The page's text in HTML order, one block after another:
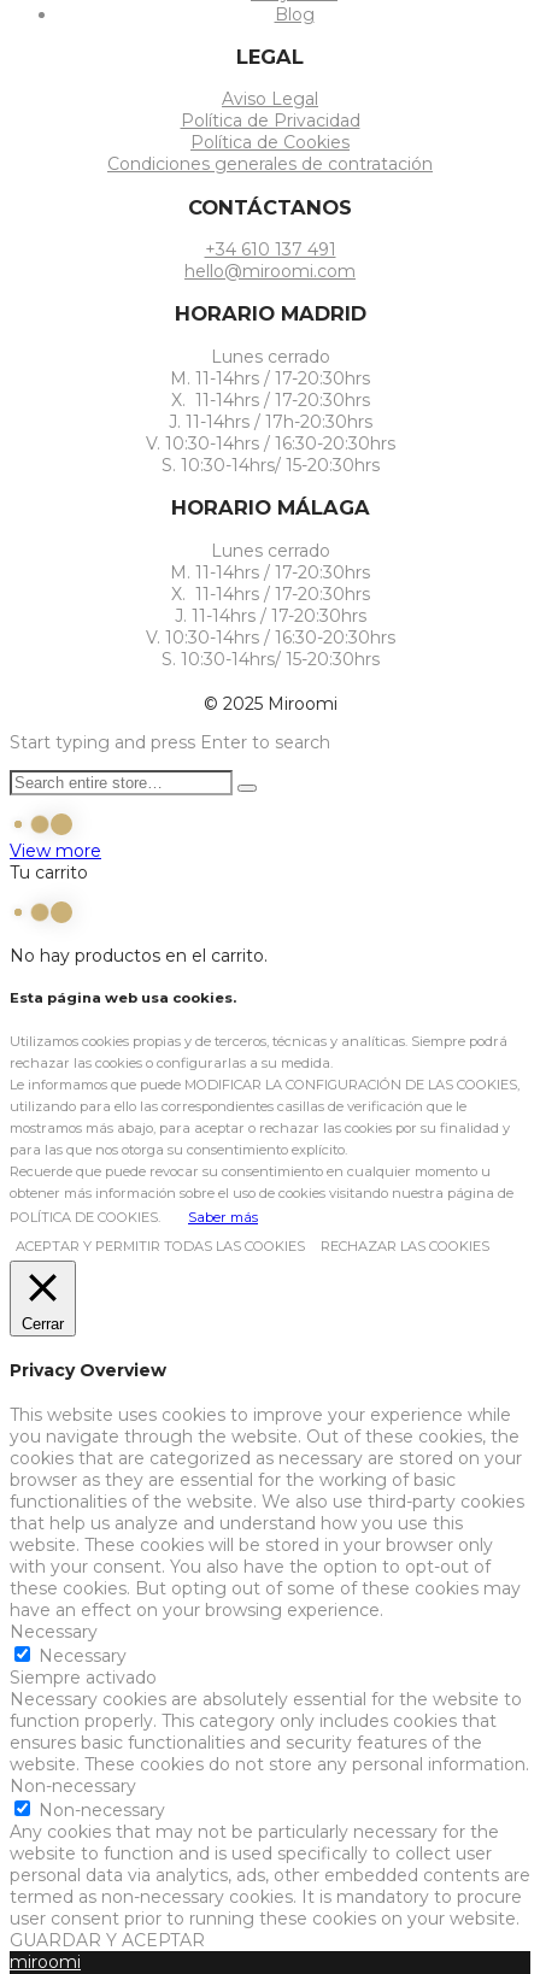
Blog
LEGAL
Aviso Legal
Política de Privacidad
Política de Cookies
Condiciones generales de contratación
CONTÁCTANOS
+34 610 137 491
hello@miroomi.com
HORARIO MADRID
Lunes cerrado
M. 11-14hrs / 17-20:30hrs
X. 11-14hrs / 17-20:30hrs
J. 11-14hrs / 17h-20:30hrs
V. 10:30-14hrs / 16:30-20:30hrs
S. 10:30-14hrs/ 15-20:30hrs
HORARIO MÁLAGA
Lunes cerrado
M. 11-14hrs / 17-20:30hrs
X. 11-14hrs / 17-20:30hrs
J. 11-14hrs / 17-20:30hrs
V. 10:30-14hrs / 16:30-20:30hrs
S. 10:30-14hrs/ 15-20:30hrs
© 2025 Miroomi
Start typing and press Enter to search
View more
Tu carrito
No hay productos en el carrito.
Esta página web usa cookies.
Utilizamos cookies propias y de terceros, técnicas y analíticas. Siempre podrá
rechazar las cookies o configurarlas a su medida.
Le informamos que puede MODIFICAR LA CONFIGURACIÓN DE LAS COOKIES,
utilizando para ello las correspondientes casillas de verificación que le
mostramos más abajo, para aceptar o rechazar las cookies por su finalidad y
para las que nos otorga su consentimiento explícito.
Recuerde que puede revocar su consentimiento en cualquier momento u
obtener más información sobre el uso de cookies visitando nuestra página de
POLÍTICA DE COOKIES.
Saber más
ACEPTAR Y PERMITIR TODAS LAS COOKIES
RECHAZAR LAS COOKIES
Cerrar
Privacy Overview
This website uses cookies to improve your experience while
you navigate through the website. Out of these cookies, the
cookies that are categorized as necessary are stored on your
browser as they are essential for the working of basic
functionalities of the website. We also use third-party cookies
that help us analyze and understand how you use this
website. These cookies will be stored in your browser only
with your consent. You also have the option to opt-out of
these cookies. But opting out of some of these cookies may
have an effect on your browsing experience.
Necessary
Necessary
Siempre activado
Necessary cookies are absolutely essential for the website to
function properly. This category only includes cookies that
ensures basic functionalities and security features of the
website. These cookies do not store any personal information.
Non-necessary
Non-necessary
Any cookies that may not be particularly necessary for the
website to function and is used specifically to collect user
personal data via analytics, ads, other embedded contents are
termed as non-necessary cookies. It is mandatory to procure
user consent prior to running these cookies on your website.
GUARDAR Y ACEPTAR
miroomi